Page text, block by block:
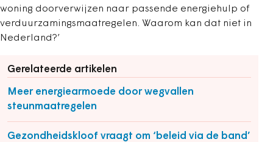
woning doorverwijzen naar passende energiehulp of
verduurzamingsmaatregelen. Waarom kan dat niet in
Nederland?’
Gerelateerde artikelen
Meer energiearmoede door wegvallen
steunmaatregelen
Gezondheidskloof vraagt om ‘beleid via de band’